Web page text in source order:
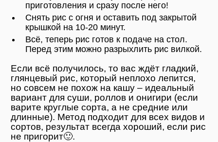
приготовления и сразу после него!
Снять рис с огня и оставить под закрытой
крышкой на 10-20 минут.
Всё, теперь рис готов к подаче на стол.
Перед этим можно разрыхлить рис вилкой.
Если всё получилось, то вас ждёт гладкий,
глянцевый рис, который неплохо лепится,
но совсем не похож на кашу – идеальный
вариант для суши, роллов и онигири (если
варите круглые сорта, а не средние или
длинные). Метод подходит для всех видов и
сортов, результат всегда хороший, если рис
не пригорит🙂.